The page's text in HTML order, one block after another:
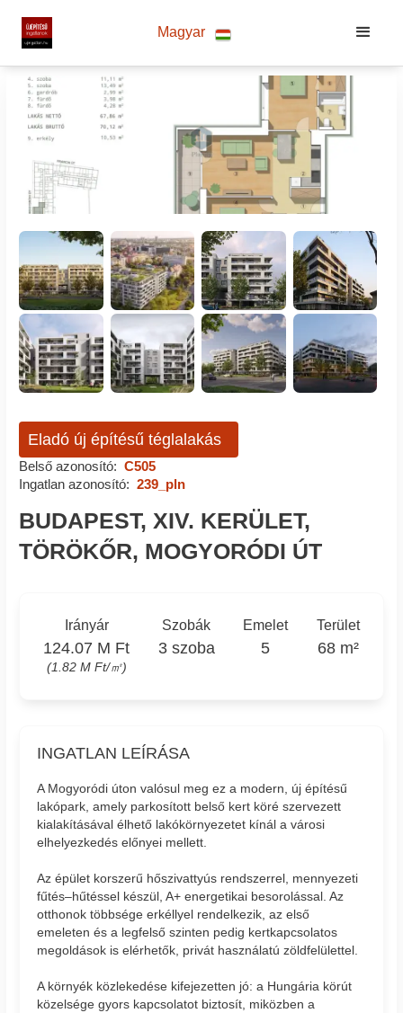
Magyar
Eladó új építésű téglalakás
Belső azonosító: C505
Ingatlan azonosító: 239_pln
BUDAPEST, XIV. KERÜLET,
TÖRÖKŐR, MOGYORÓDI ÚT
Irányár
124.07 M Ft
(1.82 M Ft/㎡)
Szobák
3 szoba
Emelet
5
Terület
68 m²
INGATLAN LEÍRÁSA
A Mogyoródi úton valósul meg ez a modern, új építésű
lakópark, amely parkosított belső kert köré szervezett
kialakításával élhető lakókörnyezetet kínál a városi
elhelyezkedés előnyei mellett.
Az épület korszerű hőszivattyús rendszerrel, mennyezeti
fűtés–hűtéssel készül, A+ energetikai besorolással. Az
otthonok többsége erkéllyel rendelkezik, az első
emeleten és a legfelső szinten pedig kertkapcsolatos
megoldások is elérhetők, privát használatú zöldfelülettel.
A környék közlekedése kifejezetten jó: a Hungária körút
közelsége gyors kapcsolatot biztosít, miközben a